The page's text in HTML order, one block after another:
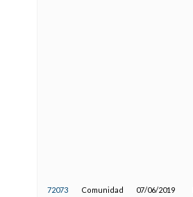
72073
Comunidad
07/06/2019